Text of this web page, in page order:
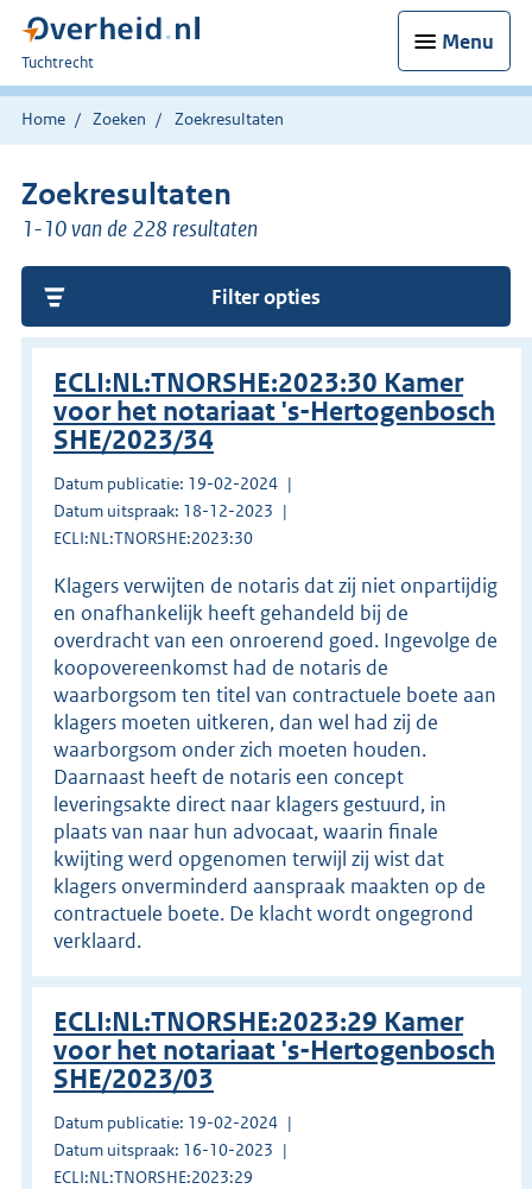
Menu
U
bent
hier:
Tuchtrecht
Home Zoeken Zoekresultaten
Zoekresultaten
1-10 van de 228 resultaten
Filter opties
ECLI:NL:TNORSHE:2023:30 Kamer
voor het notariaat 's-Hertogenbosch
SHE/2023/34
Datum publicatie: 19-02-2024
Datum uitspraak: 18-12-2023
ECLI:NL:TNORSHE:2023:30
Klagers verwijten de notaris dat zij niet onpartijdig
en onafhankelijk heeft gehandeld bij de
overdracht van een onroerend goed. Ingevolge de
koopovereenkomst had de notaris de
waarborgsom ten titel van contractuele boete aan
klagers moeten uitkeren, dan wel had zij de
waarborgsom onder zich moeten houden.
Daarnaast heeft de notaris een concept
leveringsakte direct naar klagers gestuurd, in
plaats van naar hun advocaat, waarin finale
kwijting werd opgenomen terwijl zij wist dat
klagers onverminderd aanspraak maakten op de
contractuele boete. De klacht wordt ongegrond
verklaard.
ECLI:NL:TNORSHE:2023:29 Kamer
voor het notariaat 's-Hertogenbosch
SHE/2023/03
Datum publicatie: 19-02-2024
Datum uitspraak: 16-10-2023
ECLI:NL:TNORSHE:2023:29